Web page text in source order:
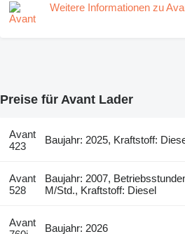
Weitere Informationen zu
Preise für Avant Lader
Avant
423
Baujahr: 2025, Kraftstoff:
Avant
528
Baujahr: 2007,
M/Std., Kraftstoff: Diesel
Avant
Baujahr: 2026